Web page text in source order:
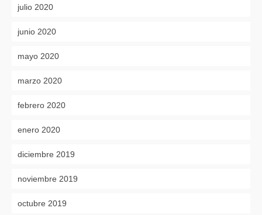
julio 2020
junio 2020
mayo 2020
marzo 2020
febrero 2020
enero 2020
diciembre 2019
noviembre 2019
octubre 2019